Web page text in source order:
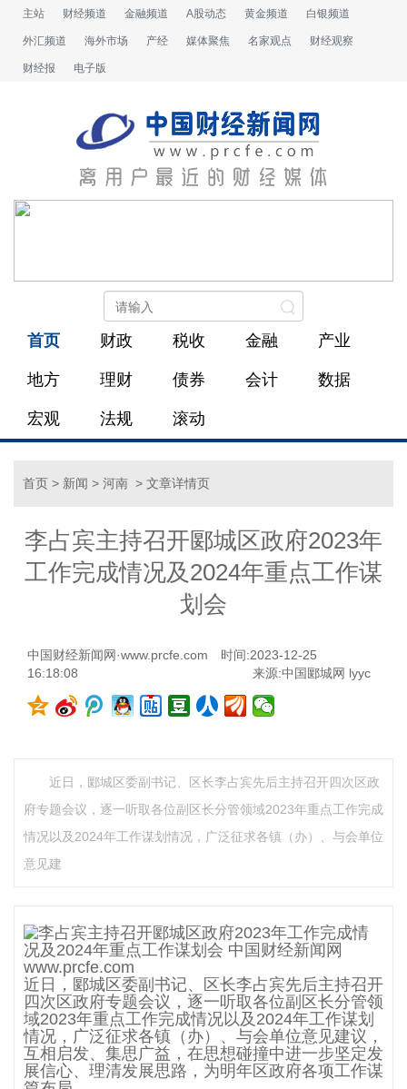
主站 财经频道 金融频道 A股动态 黄金频道 白银频道
外汇频道 海外市场 产经 媒体聚焦 名家观点 财经观察
财经报 电子版
首页 财政 税收 金融 产业
地方 理财 债券 会计 数据
宏观 法规 滚动
首页 > 新闻 > 河南 > 文章详情页
李占宾主持召开郾城区政府2023年
工作完成情况及2024年重点工作谋
划会
中国财经新闻网·www.prcfe.com
时间:2023-12-25
16:18:08
来源:中国郾城网 lyyc
近日，郾城区委副书记、区长李占宾先后主持召开四次区政
府专题会议，逐一听取各位副区长分管领域2023年重点工作完成
情况以及2024年工作谋划情况，广泛征求各镇（办）、与会单位
意见建
近日，郾城区委副书记、区长李占宾先后主持召开
四次区政府专题会议，逐一听取各位副区长分管领
域2023年重点工作完成情况以及2024年工作谋划
情况，广泛征求各镇（办）、与会单位意见建议，
互相启发、集思广益，在思想碰撞中进一步坚定发
展信心、理清发展思路，为明年区政府各项工作谋